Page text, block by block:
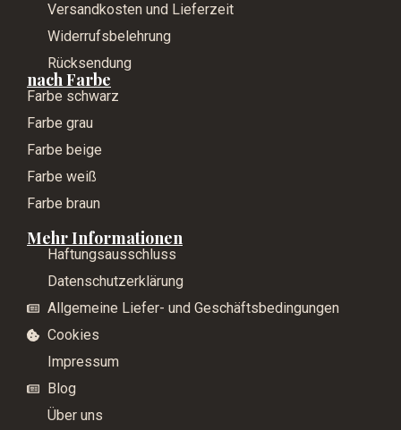
Versandkosten und Lieferzeit
Widerrufsbelehrung
Rücksendung
nach Farbe
Farbe schwarz
Farbe grau
Farbe beige
Farbe weiß
Farbe braun
Mehr Informationen
Haftungsausschluss
Datenschutzerklärung
Allgemeine Liefer- und Geschäftsbedingungen
Cookies
Impressum
Blog
Über uns